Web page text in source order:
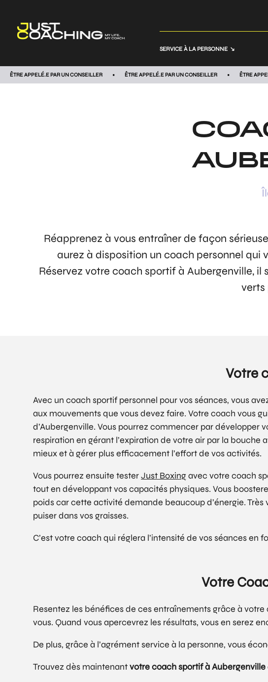
SERVICE À LA PERSONNE
ÊTRE APPELÉ.E PAR UN CONSEILLER ÊTRE APPELÉ.E PAR UN CONSEILLER ÊTRE
Réapprenez à vous entraîner de façon
aurez à disposition un coach personnel qui
Réservez votre coach sportif à Aubergenville, il
verts
Votre
Avec un coach sportif personnel pour vos séances, vous
aux mouvements que vous devez faire. Votre coach vous
d’Aubergenville. Vous pourrez commencer par développer
respiration en gérant l’expiration de votre air par la bouche
mieux et à gérer plus efficacement l’effort de vos activités.
Vous pourrez ensuite testerJust Boxingavec votre coach
tout en développant vos capacités physiques. Vous
poids car cette activité demande beaucoup d’énergie.
puiser dans vos graisses.
C’est votre coach qui réglera l’intensité de vos séances
Votre
Resentez les bénéfices de ces entraînements grâce à
vous. Quand vous apercevrez les résultats, vous en serez
De plus, grâce à l’agrément service à la personne, vous
Trouvez dès maintenantvotre coach sportif à Aubergenville